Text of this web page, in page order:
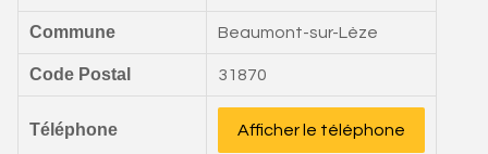
Commune Beaumont-sur-Lèze
Code Postal 31870
Téléphone Afficher le téléphone